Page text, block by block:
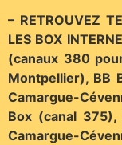
– RETROUVEZ
LES BOX
(canaux 380
Montpellier), BB
Camargue-
Box (canal
Camargue-